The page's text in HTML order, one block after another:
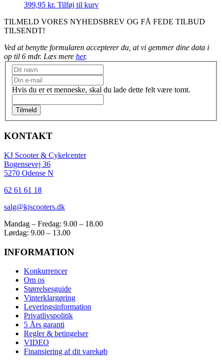
399,95 kr. Tilføj til kurv
TILMELD VORES NYHEDSBREV OG FÅ FEDE TILBUD
TILSENDT!
Ved at benytte formularen accepterer du, at vi gemmer dine data i
op til 6 mdr. Læs mere her.
Nyhedsbrev
Hvis du er et menneske, skal du lade dette felt være tomt.
Tilmeld
KONTAKT
KJ Scooter & Cykelcenter
Bogensevej 36
5270 Odense N
62 61 61 18
salg@kjscooters.dk
Mandag – Fredag: 9.00 – 18.00
Lørdag: 9.00 – 13.00
INFORMATION
Konkurrencer
Om os
Størrelsesguide
Vinterklargøring
Leveringsinformation
Privatlivspolitik
5 Års garanti
Regler & betingelser
VIDEO
Finansiering af dit varekøb